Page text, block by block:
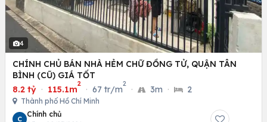
4
CHÍNH CHỦ BÁN NHÀ HẺM CHỮ ĐỒNG TỬ, QUẬN TÂN
BÌNH (CŨ) GIÁ TỐT
8.2 tỷ · 115.1m
2
· 67 tr/m
2
· 3m · 2
Thành phố Hồ Chí Minh
C
Chính chủ